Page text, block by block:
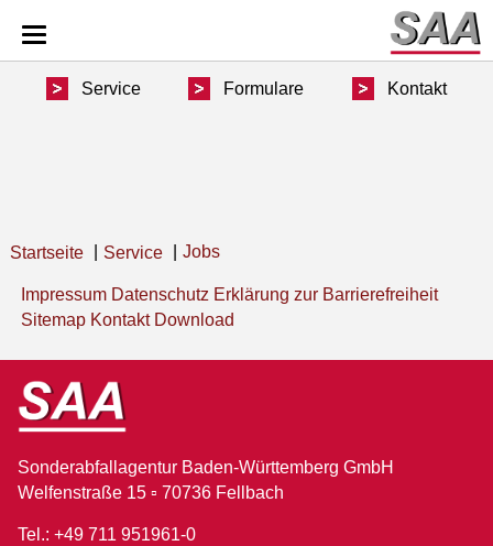
Service Formulare Kontakt
Startseite Service Jobs
Impressum Datenschutz Erklärung zur Barrierefreiheit
Sitemap Kontakt Download
Sonderabfallagentur Baden-Württemberg GmbH
Welfenstraße 15 ▫ 70736 Fellbach
Tel.: +49 711 951961-0